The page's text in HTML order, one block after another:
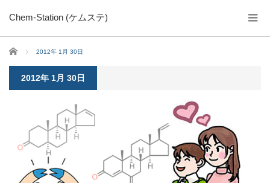
Chem-Station (ケムステ)
ホーム 2012年 1月 30日
2012年 1月 30日